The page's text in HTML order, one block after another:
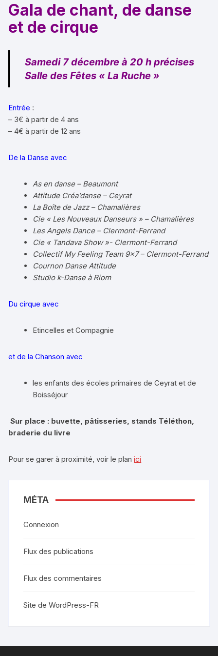
Gala de chant, de danse
et de cirque
Samedi 7 décembre à 20 h précises
Salle des Fêtes « La Ruche »
Entrée :
– 3€ à partir de 4 ans
– 4€ à partir de 12 ans
De la Danse avec
As en danse – Beaumont
Attitude Créa’danse – Ceyrat
La Boîte de Jazz – Chamalières
Cie « Les Nouveaux Danseurs » – Chamalières
Les Angels Dance – Clermont-Ferrand
Cie « Tandava Show »- Clermont-Ferrand
Collectif My Feeling Team 9×7 – Clermont-Ferrand
Cournon Danse Attitude
Studio k-Danse à Riom
Du cirque avec
Etincelles et Compagnie
et de la Chanson avec
les enfants des écoles primaires de Ceyrat et de
Boisséjour
Sur place : buvette, pâtisseries, stands Téléthon,
braderie du livre
Pour se garer à proximité, voir le planici
MÉTA
Connexion
Flux des publications
Flux des commentaires
Site de WordPress-FR